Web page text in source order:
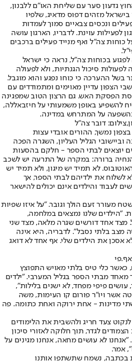
גדעון סער עם שליחת האו"ם ללבנון,
מזהים דפוס מדאיג, שלפיו
ונכסים צבאיים סמוך לעמדות
לפעילות עוינת. לדבריו, הארגון עושה
צה"ל ואף מנייד פעילים ברכבים
בכוחות צה"ל, נראה כי ישראל
לפעולות סיכול הגנתיות, ולא לפעולה
בשל ההערכה כי כוחו נפגע והוא מוגבל.
הצפון עדיין מאוימים ומתמודדים עם
הפסקת האש. גם הרצון הטוב שמפגינה
להשפיע באופן משמעותי על חיזבאללה,
על המתרחש במדינה.
דובר צה"ל
נמשך, ההורים אובדי עצות
הגליל העליון, השגרה הפכה
יוצאים לבתי הספר - חלקם בהסעות
ברורה: במקרה של התרעה יש לשכב
לא תמיד יש מיגון, ולא תמיד יש
לשלוח את ילדיהם לבתי הספר, אך
לעבוד והילדים אינם יכולים להישאר
מעורר זעם הולך וגובר. "על איזו שפיות
"הילדים שלנו נמצאים במלחמה,
מצד אחד דורשים שגרה מלאה, מצד שני
מצב בלתי נסבל". לדבריה, היא אינה
אסכן את הילדים שלי. אף אחד לא דואג
כאשר כלי טיס בלתי מאויש התפוצץ
בלבד מאחד מבתי הספר בגליל המערבי. "ילדים
עושים פיפי מפחד, לא ישנים בלילות",
אשר ויו"ר פורום קו העימות, משה
מדינות - אחת ירוקה ואחת כתומה. פה
צעד חריג ולהשבית את הלימודים
הצמודים לגדר, תוך חלוקה לאזורי סיכון
לא עושים מחאה, אנחנו מגינים על
אמר.
בכתבה, נשמח שתשתפו אותנו